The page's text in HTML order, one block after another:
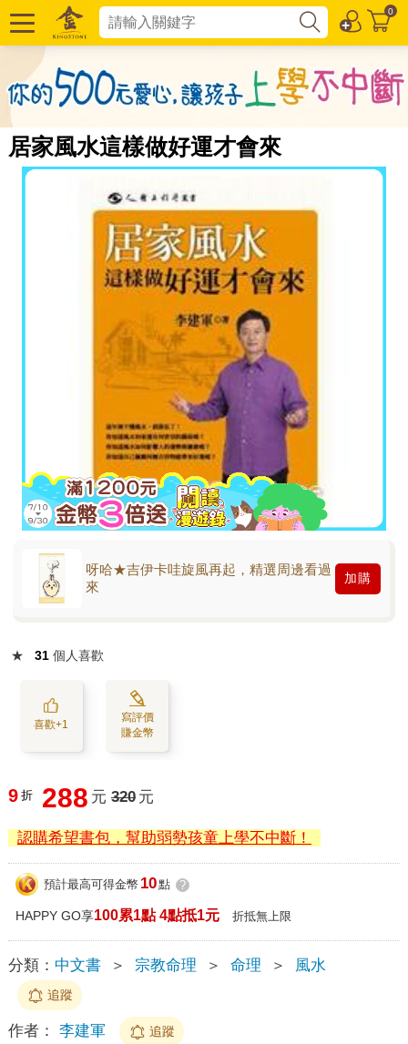
0
居家風水這樣做好運才會來
呀哈★吉伊卡哇旋風再起，精選周邊看過
來
加購
★ 31 個人喜歡
喜歡+1
寫評價
賺金幣
9 折 288 元 320 元
認購希望書包，幫助弱勢孩童上學不中斷！
預計最高可得金幣 10點 ?
HAPPY GO享100累1點 4點抵1元 折抵無上限
分類： 中文書 ＞ 宗教命理 ＞ 命理 ＞ 風水
追蹤
作者： 李建軍 追蹤